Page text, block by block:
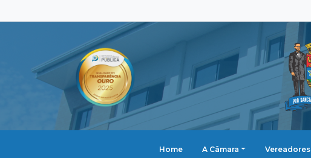
Home A Câmara Vereadores